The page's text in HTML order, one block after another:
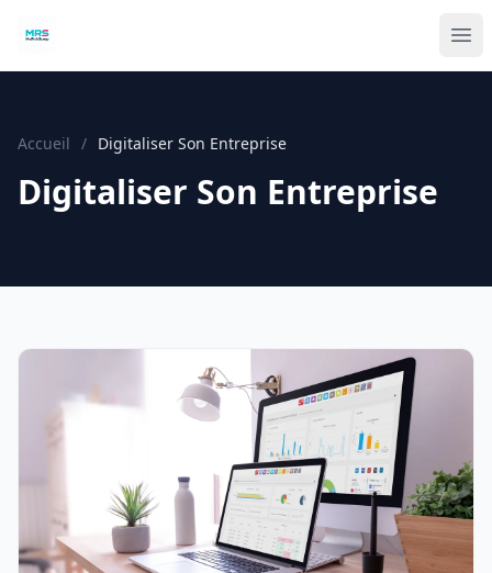
Accueil / Digitaliser Son Entreprise
Digitaliser Son Entreprise